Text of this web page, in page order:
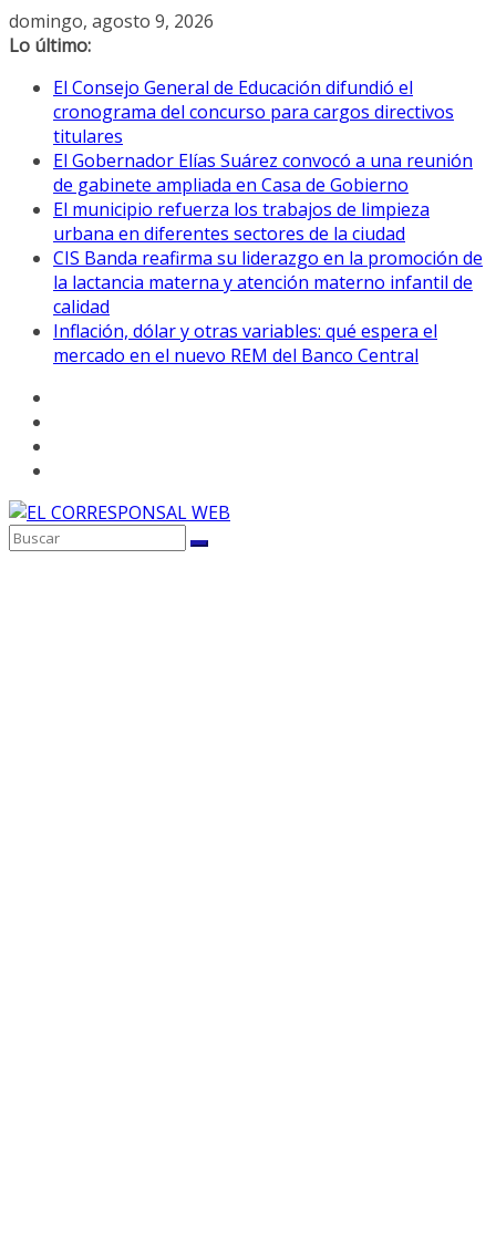
Saltar
al
domingo, agosto 9, 2026
Lo último:
El Consejo General de Educación difundió el
cronograma del concurso para cargos directivos
titulares
El Gobernador Elías Suárez convocó a una reunión
de gabinete ampliada en Casa de Gobierno
El municipio refuerza los trabajos de limpieza
urbana en diferentes sectores de la ciudad
CIS Banda reafirma su liderazgo en la promoción de
la lactancia materna y atención materno infantil de
calidad
Inflación, dólar y otras variables: qué espera el
mercado en el nuevo REM del Banco Central